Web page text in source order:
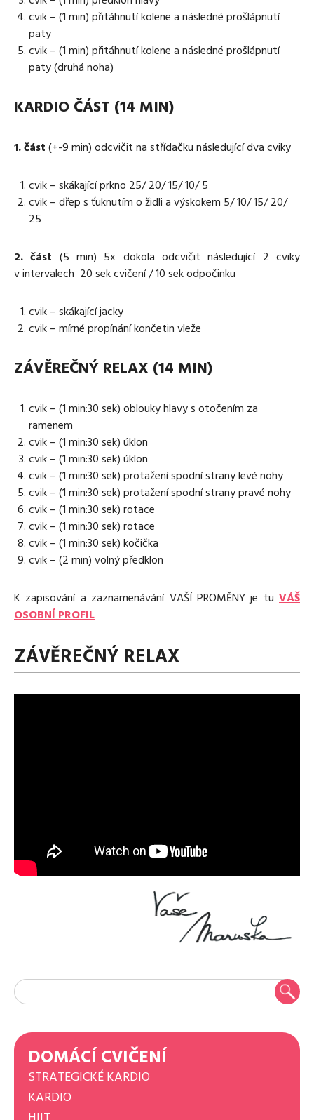
cvik – (1 min) přitáhnutí kolene a následné prošlápnutí
paty
cvik – (1 min) přitáhnutí kolene a následné prošlápnutí
paty (druhá noha)
KARDIO ČÁST (14 MIN)
1. část (+-9 min) odcvičit na střídačku následující dva cviky
cvik – skákající prkno 25/ 20/ 15/ 10/ 5
cvik – dřep s ťuknutím o židli a výskokem 5/ 10/ 15/ 20/
25
2. část (5 min) 5x dokola odcvičit následující 2 cviky
v intervalech 20 sek cvičení / 10 sek odpočinku
cvik – skákající jacky
cvik – mírné propínání končetin vleže
ZÁVĚREČNÝ RELAX (14 MIN)
cvik – (1 min:30 sek) oblouky hlavy s otočením za
ramenem
cvik – (1 min:30 sek) úklon
cvik – (1 min:30 sek) úklon
cvik – (1 min:30 sek) protažení spodní strany levé nohy
cvik – (1 min:30 sek) protažení spodní strany pravé nohy
cvik – (1 min:30 sek) rotace
cvik – (1 min:30 sek) rotace
cvik – (1 min:30 sek) kočička
cvik – (2 min) volný předklon
K zapisování a zaznamenávání VAŠÍ PROMĚNY je tu VÁŠ
OSOBNÍ PROFIL
ZÁVĚREČNÝ RELAX
DOMÁCÍ CVIČENÍ
STRATEGICKÉ KARDIO
KARDIO